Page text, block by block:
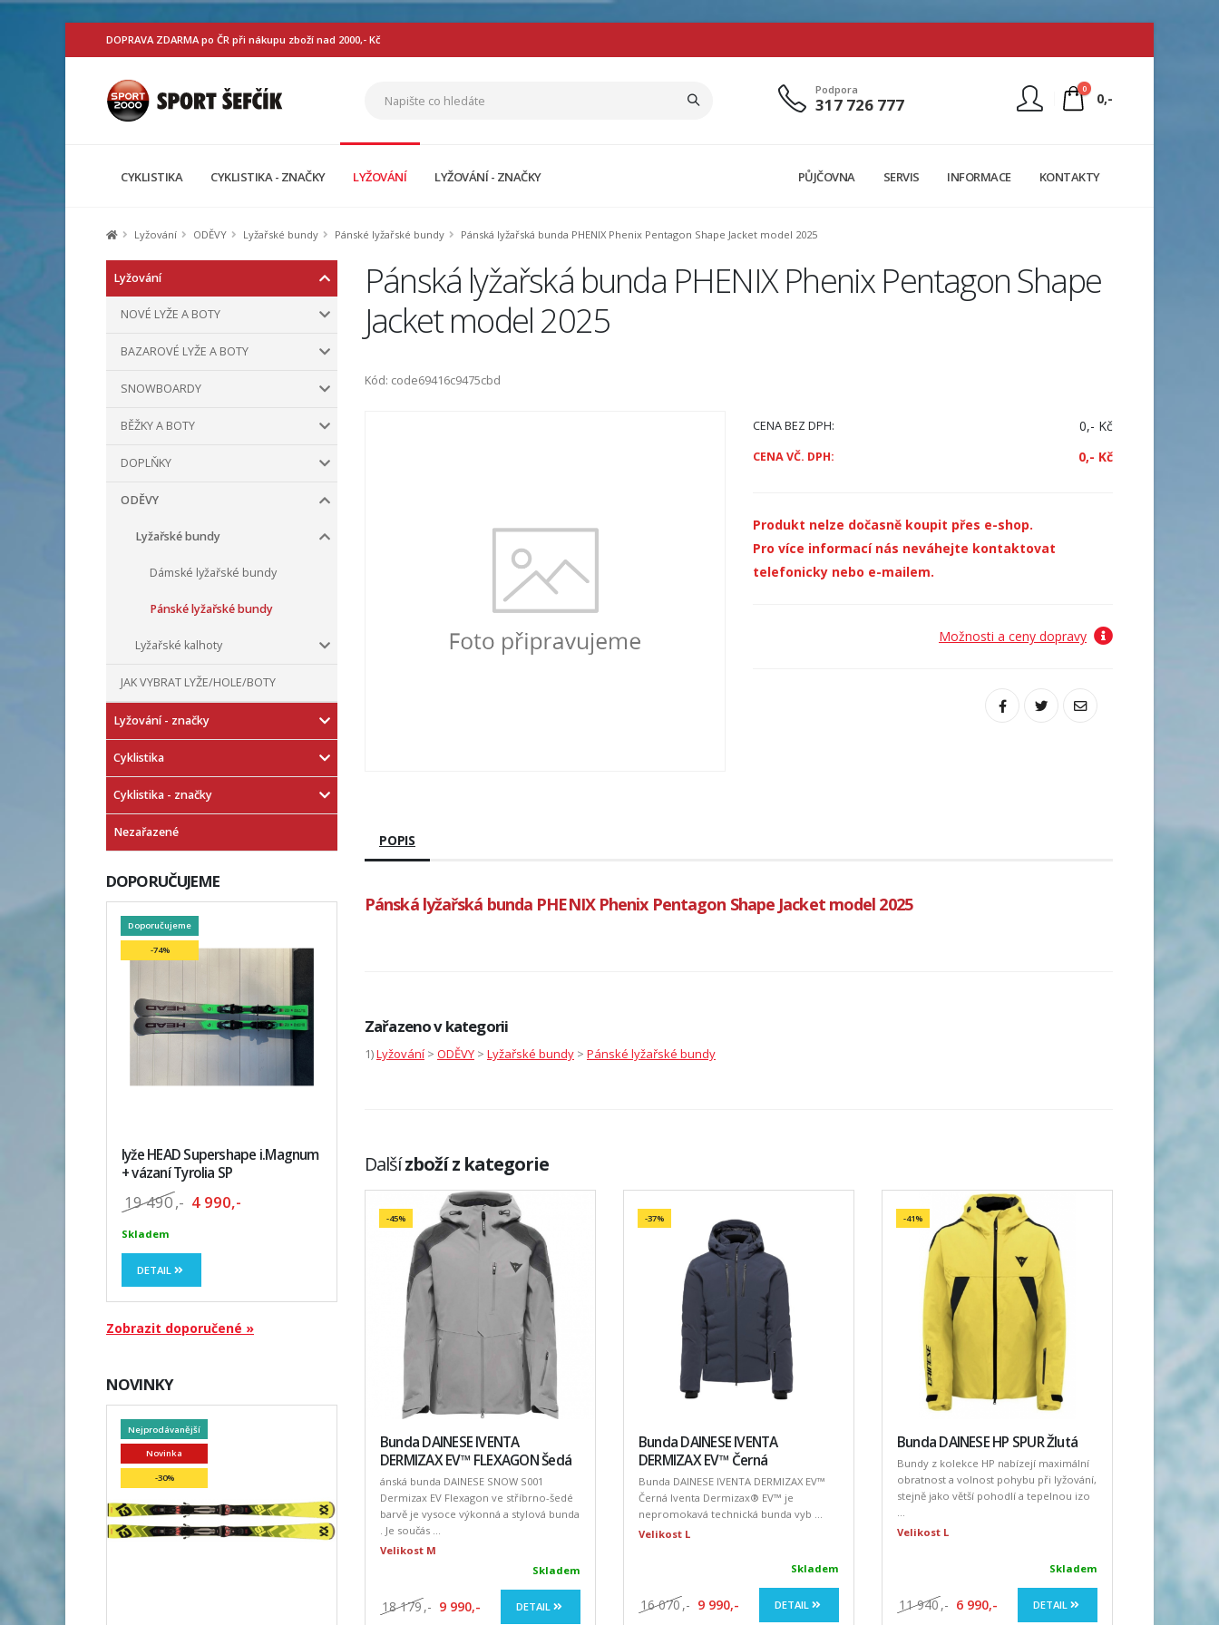
DOPRAVA ZDARMA po ČR při nákupu zboží nad 2000,- Kč
Podpora
317 726 777
0
0,-
Přihlásit
CYKLISTIKA CYKLISTIKA - ZNAČKY LYŽOVÁNÍ LYŽOVÁNÍ - ZNAČKY PŮJČOVNA SERVIS INFORMACE KONTAKTY
Lyžování ODĚVY Lyžařské bundy Pánské lyžařské bundy Pánská lyžařská bunda PHENIX Phenix Pentagon Shape Jacket model 2025
Lyžování
NOVÉ LYŽE A BOTY
BAZAROVÉ LYŽE A BOTY
SNOWBOARDY
BĚŽKY A BOTY
DOPLŇKY
ODĚVY
Lyžařské bundy
Dámské lyžařské bundy
Pánské lyžařské bundy
Lyžařské kalhoty
JAK VYBRAT LYŽE/HOLE/BOTY
Lyžování - značky
Cyklistika
Cyklistika - značky
Nezařazené
DOPORUČUJEME
Doporučujeme
-74%
lyže HEAD Supershape i.Magnum
+ vázaní Tyrolia SP
19 490,- 4 990,-
Skladem
DETAIL
Zobrazit doporučené »
NOVINKY
Nejprodávanější
Novinka
-30%
Pánská lyžařská bunda PHENIX Phenix Pentagon Shape
Jacket model 2025
Kód: code69416c9475cbd
CENA BEZ DPH: 0,- Kč
CENA VČ. DPH: 0,- Kč
Produkt nelze dočasně koupit přes e-shop.
Pro více informací nás neváhejte kontaktovat
telefonicky nebo e-mailem.
Možnosti a ceny dopravy
POPIS
Pánská lyžařská bunda PHENIX Phenix Pentagon Shape Jacket model 2025
Zařazeno v kategorii
1)Lyžování > ODĚVY > Lyžařské bundy > Pánské lyžařské bundy
Dalšízboží z kategorie
-45%
Bunda DAINESE IVENTA
DERMIZAX EV™ FLEXAGON Šedá
ánská bunda DAINESE SNOW S001
Dermizax EV Flexagon ve stříbrno-šedé
barvě je vysoce výkonná a stylová bunda
. Je součás ...
Velikost M
Skladem
18 179 ,- 9 990,- DETAIL
-37%
Bunda DAINESE IVENTA
DERMIZAX EV™ Černá
Bunda DAINESE IVENTA DERMIZAX EV™
Černá Iventa Dermizax® EV™ je
nepromokavá technická bunda vyb ...
Velikost L
Skladem
16 070 ,- 9 990,- DETAIL
-41%
Bunda DAINESE HP SPUR Žlutá
Bundy z kolekce HP nabízejí maximální
obratnost a volnost pohybu při lyžování,
stejně jako větší pohodlí a tepelnou izo
...
Velikost L
Skladem
11 940 ,- 6 990,- DETAIL